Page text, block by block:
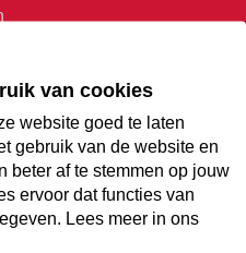
je
van cookies
website goed te laten
gebruik van de website en
beter af te stemmen op jouw
ervoor dat functies van
Lees meer in ons